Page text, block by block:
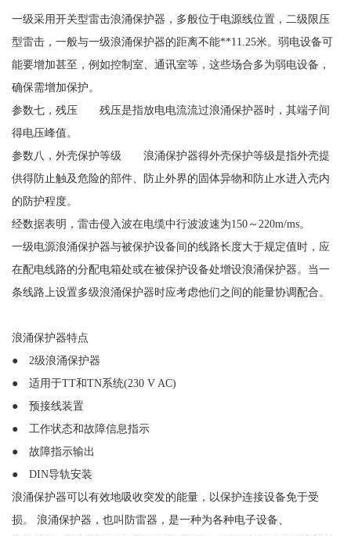
一级采用开关型雷击浪涌保护器，多般位于电源线位置，二级限压
型雷击，一般与一级浪涌保护器的距离不能**11.25米。弱电设备可
能要增加甚至，例如控制室、通讯室等，这些场合多为弱电设备，
确保需增加保护。
参数七，残压 残压是指放电电流流过浪涌保护器时，其端子间
得电压峰值。
参数八，外壳保护等级 浪涌保护器得外壳保护等级是指外壳提
供得防止触及危险的部件、防止外界的固体异物和防止水进入壳内
的防护程度。
经数据表明，雷击侵入波在电缆中行波波速为150～220m/ms。
一级电源浪涌保护器与被保护设备间的线路长度大于规定值时，应
在配电线路的分配电箱处或在被保护设备处增设浪涌保护器。当一
条线路上设置多级浪涌保护器时应考虑他们之间的能量协调配合。
浪涌保护器特点
● 2级浪涌保护器
● 适用于TT和TN系统(230 V AC)
● 预接线装置
● 工作状态和故障信息指示
● 故障指示输出
● DIN导轨安装
浪涌保护器可以有效地吸收突发的能量，以保护连接设备免于受
损。
浪涌保护器，也叫防雷器，是一种为各种电子设备、